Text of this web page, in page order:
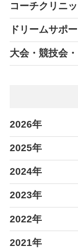
コーチクリニ
ドリームサポ
大会・競技会
2026年
2025年
2024年
2023年
2022年
2021年